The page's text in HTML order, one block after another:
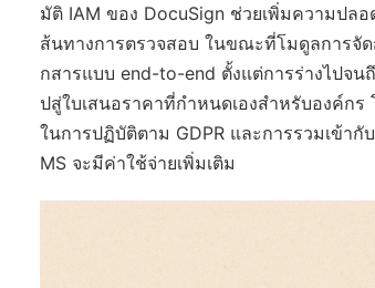
มัติ IAM ของ DocuSign ช่วยเพิ่มความปลอ
ส้นทางการตรวจสอบ ในขณะที่โมดูลการจั
กสารแบบ end-to-end ตั้งแต่การร่างไปจ
ปสู่ใบเสนอราคาที่กำหนดเองสำหรับองค์ก
ในการปฏิบัติตาม GDPR และการรวมเข้า
MS จะมีค่าใช้จ่ายเพิ่มเติม